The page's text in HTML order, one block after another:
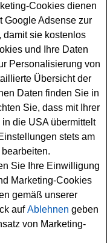
- Low
für alle
gewinnen
Low Sugar
können Sie ein
Sie bei dem
möchten,
ausfüllen und
sichern. Vielleicht
wir schon
Sugar
Cookies dienen
Google Adsense zur
damit sie kostenlos
und Ihre Daten
Personalisierung von
Übersicht der
Daten finden Sie in
Sie, dass mit Ihrer
die USA übermittelt
stets am
Sie Ihre Einwilligung
Marketing-Cookies
gemäß unserer
aufAblehnen geben
von Marketing-